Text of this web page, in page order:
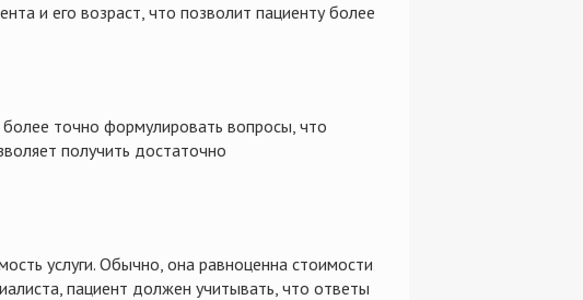
и его возраст, что позволит пациенту более
точно формулировать вопросы, что
получить достаточно
услуги. Обычно, она равноценна стоимости
пациент должен учитывать, что ответы